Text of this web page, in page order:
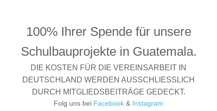
100% Ihrer Spende für unsere
Schulbauprojekte in Guatemala.
DIE KOSTEN FÜR DIE VEREINSARBEIT IN
DEUTSCHLAND WERDEN AUSSCHLIESSLICH
DURCH MITGLIEDSBEITRÄGE GEDECKT.
Folg uns bei Facebook & Instagram